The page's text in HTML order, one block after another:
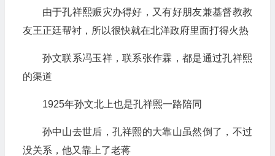
由于孔祥熙赈灾办得好，又有好朋友兼基督教教
友王正廷帮衬，所以很快就在北洋政府里面打得火热
孙文联系冯玉祥，联系张作霖，都是通过孔祥熙
的渠道
1925年孙文北上也是孔祥熙一路陪同
孙中山去世后，孔祥熙的大靠山虽然倒了，不过
没关系，他又靠上了老蒋